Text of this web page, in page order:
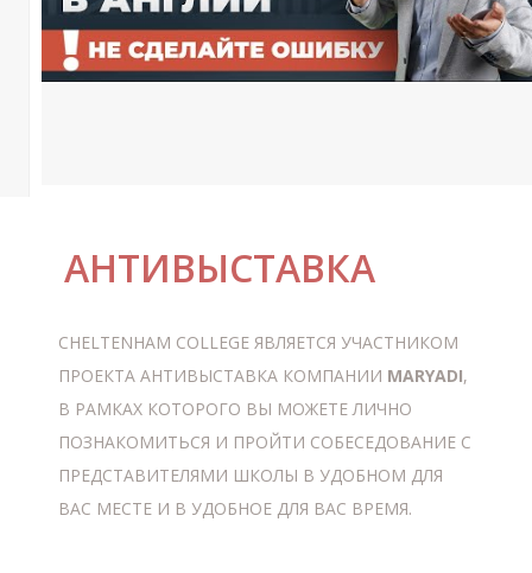
Л
АНТИВЫСТАВКА
CHELTENHAM COLLEGE ЯВЛЯЕТСЯ УЧАСТНИКОМ
ПРОЕКТА АНТИВЫСТАВКА КОМПАНИИ MARYADI,
В РАМКАХ КОТОРОГО ВЫ МОЖЕТЕ ЛИЧНО
ПОЗНАКОМИТЬСЯ И ПРОЙТИ СОБЕСЕДОВАНИЕ С
ПРЕДСТАВИТЕЛЯМИ ШКОЛЫ В УДОБНОМ ДЛЯ
ВАС МЕСТЕ И В УДОБНОЕ ДЛЯ ВАС ВРЕМЯ.